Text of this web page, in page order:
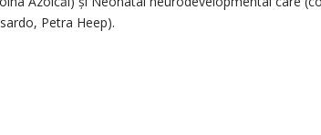
Petra Heep).